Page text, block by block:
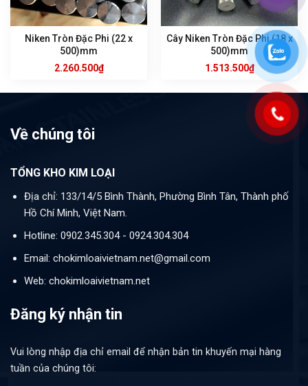
Niken Tròn Đặc Phi (22 x
500)mm
2.260.500₫
Cây Niken Tròn Đặc Phi (18 x
500)mm
1.513.500₫
Về chúng tôi
TỔNG KHO KIM LOẠI
Địa chỉ: 133/14/5 Bình Thành, Phường Bình Tân, Thành phố
Hồ Chí Minh, Việt Nam.
Hotline: 0902.345.304 - 0924.304.304
Email: chokimloaivietnam.net@gmail.com
Web: chokimloaivietnam.net
Đăng ký nhận tin
Vui lòng nhập địa chỉ email để nhận bản tin khuyến mại hàng
tuần của chúng tôi: